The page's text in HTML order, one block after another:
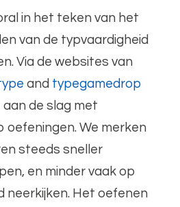
in het teken van het
van de typvaardigheid
Via de websites van
and typegamedrop
de slag met
oefeningen. We merken
steeds sneller
en minder vaak op
neerkijken. Het oefenen